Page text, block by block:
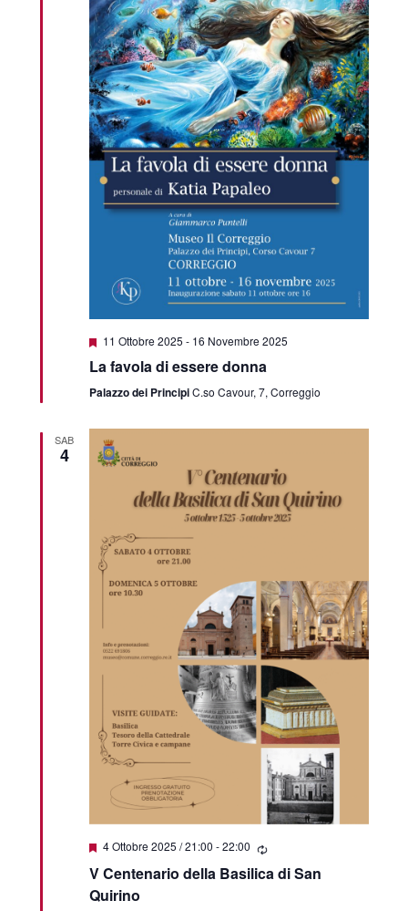
Featured
11 Ottobre 2025 - 16 Novembre 2025
La favola di essere donna
Palazzo dei PrincipiC.so Cavour, 7, Correggio
SAB
4
Featured
4 Ottobre 2025 / 21:00 -22:00
V Centenario della Basilica di San
Quirino